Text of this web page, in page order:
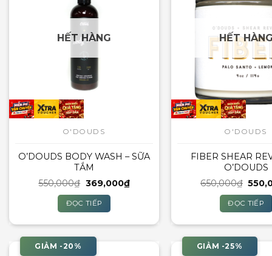
HẾT HÀNG
O'DOUDS
O’DOUDS BODY WASH – SỮA
TẮM
550,000₫ Giá
là:
550,000₫.
369,000₫Giá
ĐỌC TIẾP
HẾT
O'DOUDS
FIBER SHEAR
O’DOUDS
650,000₫ Giá
là:
ĐỌC TIẾP
GIẢM -20% GIẢM -25%